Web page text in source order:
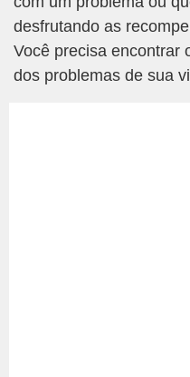
desfrutando as
Você precisa encontrar
dos problemas de sua